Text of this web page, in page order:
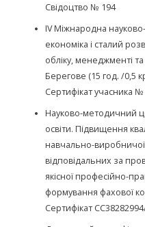
Свідоцтво № 194
IV Міжнародна
економіка і сталий
обліку, менеджменті
Берегове (15 год. /0,5
Сертифікат учасника
Науково-методичний
освіти. Підвищення
навчально-виробничої
відповідальних за
якісної професійно-
формування фахової
Сертифікат